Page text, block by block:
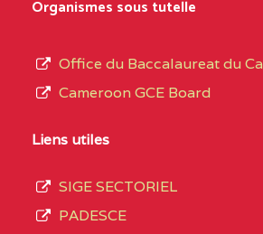
CENTRE
COLLEGE
SAINT
CENTRE
du
de
septembre
Organismes sous tutelle
Office du Baccalaureat du
Cameroon GCE Board
Liens utiles
SIGE SECTORIEL
PADESCE